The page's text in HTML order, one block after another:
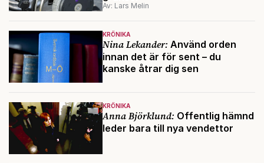
Av: Lars Melin
KRÖNIKA
Nina Lekander: Använd orden
innan det är för sent – du
kanske åtrar dig sen
KRÖNIKA
Anna Björklund: Offentlig hämnd
leder bara till nya vendettor